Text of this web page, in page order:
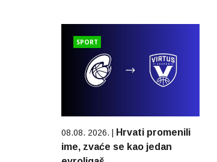
SPORT
08.08. 2026. |
Hrvati promenili
ime, zvaće se kao jedan